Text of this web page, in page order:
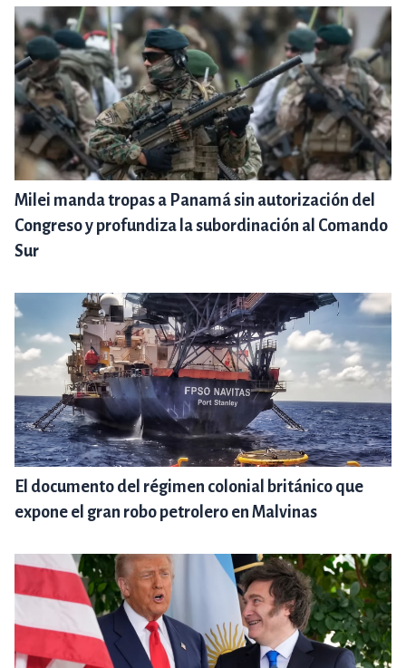
Milei manda tropas a Panamá sin autorización del
Congreso y profundiza la subordinación al Comando
Sur
El documento del régimen colonial británico que
expone el gran robo petrolero en Malvinas